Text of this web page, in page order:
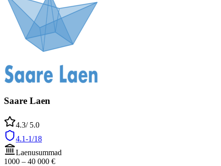
Saare Laen
4.3/ 5.0
4.1-1/18
Laenusummad
1000 – 40 000 €